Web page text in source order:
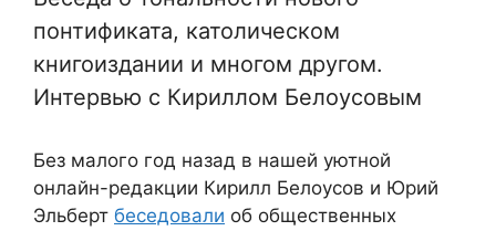
понтификата, католическом
книгоиздании и многом другом.
Интервью с Кириллом Белоусовым
Без малого год назад в нашей уютной
онлайн-редакции Кирилл Белоусов и Юрий
Эльберт беседовали об общественных